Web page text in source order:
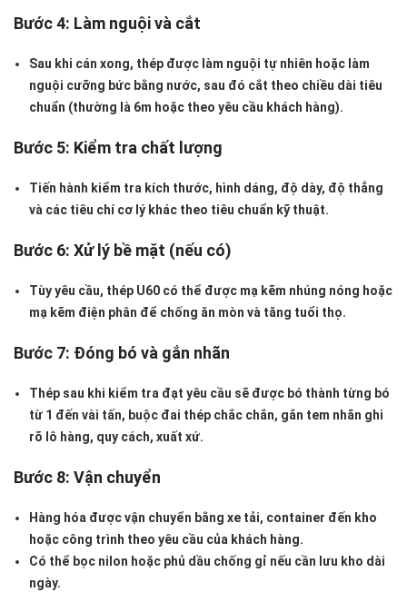
Bước 4: Làm nguội và cắt
Sau khi cán xong, thép được làm nguội tự nhiên hoặc làm
nguội cưỡng bức bằng nước, sau đó cắt theo chiều dài tiêu
chuẩn (thường là 6m hoặc theo yêu cầu khách hàng).
Bước 5: Kiểm tra chất lượng
Tiến hành kiểm tra kích thước, hình dáng, độ dày, độ thẳng
và các tiêu chí cơ lý khác theo tiêu chuẩn kỹ thuật.
Bước 6: Xử lý bề mặt (nếu có)
Tùy yêu cầu, thép U60 có thể được mạ kẽm nhúng nóng hoặc
mạ kẽm điện phân để chống ăn mòn và tăng tuổi thọ.
Bước 7: Đóng bó và gắn nhãn
Thép sau khi kiểm tra đạt yêu cầu sẽ được bó thành từng bó
từ 1 đến vài tấn, buộc đai thép chắc chắn, gắn tem nhãn ghi
rõ lô hàng, quy cách, xuất xứ.
Bước 8: Vận chuyển
Hàng hóa được vận chuyển bằng xe tải, container đến kho
hoặc công trình theo yêu cầu của khách hàng.
Có thể bọc nilon hoặc phủ dầu chống gỉ nếu cần lưu kho dài
ngày.